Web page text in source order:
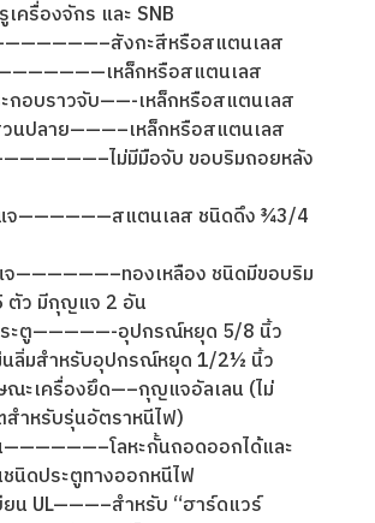
เครื่องจักร และ SNB
สังกะสีหรือสแตนเลส
เหล็กหรือสแตนเลส
กอบราวจับ——-เหล็กหรือสแตนเลส
นปลาย———–เหล็กหรือสแตนเลส
ไม่มีมือจับ ขอบริมถอยหลัง
จ——————สแตนเลส ชนิดดึง ¾3/4
——————–ทองเหลือง ชนิดมีขอบริม
ตัว มีกุญแจ 2 อัน
ะตู—————-อุปกรณ์หยุด 5/8 นิ้ว
ลิ่มสำหรับอุปกรณ์หยุด 1/2½ นิ้ว
ะเครื่องยึด—–กุญแจอัลเลน (ไม่
ำหรับรุ่นอัตราหนีไฟ)
——————–โลหะกั้นถอดออกได้และ
ชนิดประตูทางออกหนีไฟ
ยน UL———–สำหรับ “ฮาร์ดแวร์